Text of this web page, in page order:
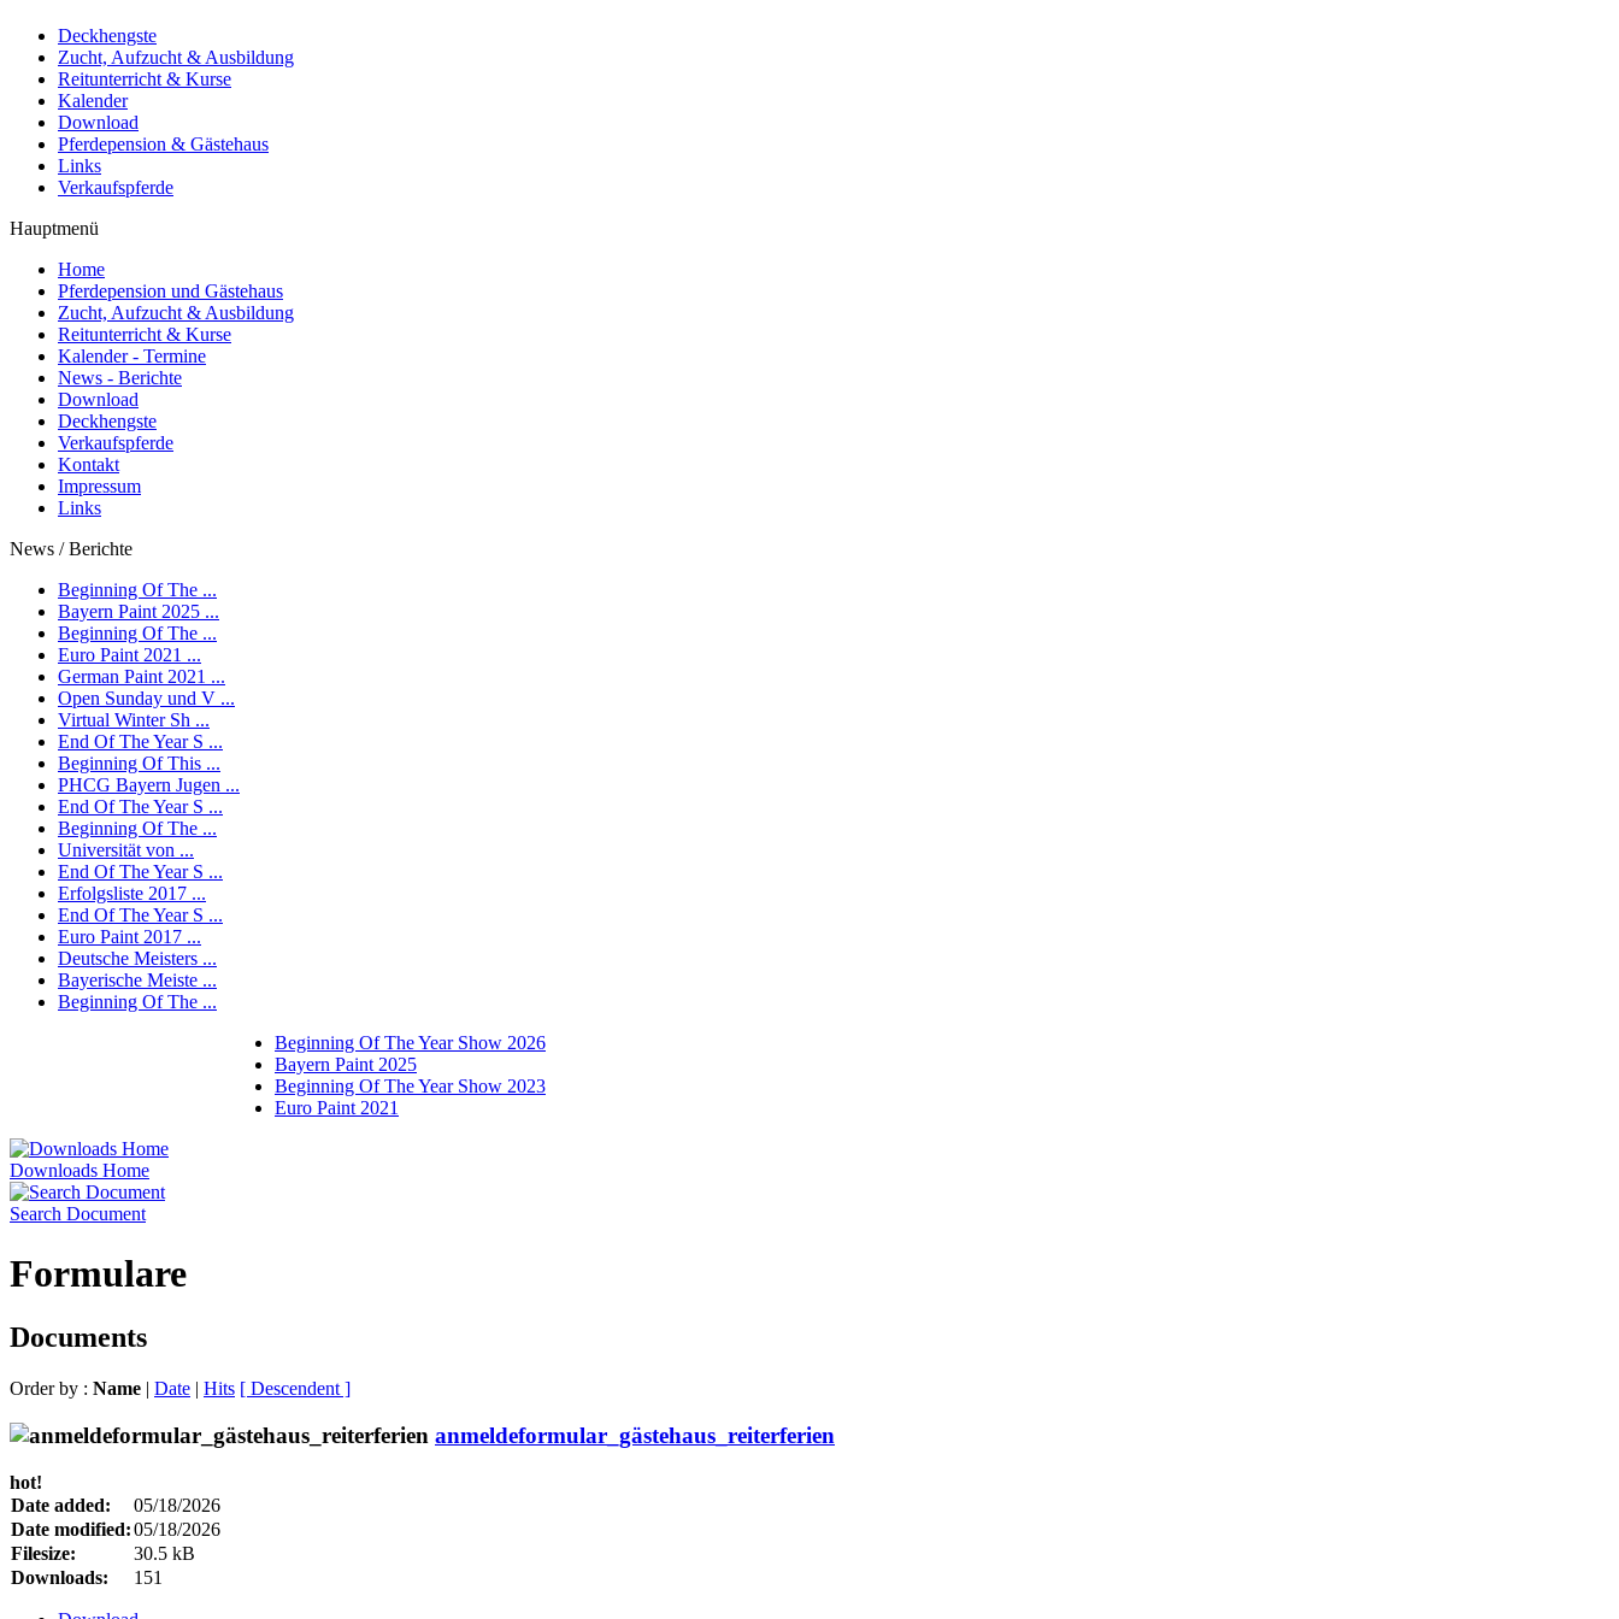
Deckhengste
Zucht, Aufzucht & Ausbildung
Reitunterricht & Kurse
Kalender
Download
Pferdepension & Gästehaus
Links
Verkaufspferde
Hauptmenü
Home
Pferdepension und Gästehaus
Zucht, Aufzucht & Ausbildung
Reitunterricht & Kurse
Kalender - Termine
News - Berichte
Download
Deckhengste
Verkaufspferde
Kontakt
Impressum
Links
News / Berichte
Beginning Of The ...
Bayern Paint 2025 ...
Beginning Of The ...
Euro Paint 2021 ...
German Paint 2021 ...
Open Sunday und V ...
Virtual Winter Sh ...
End Of The Year S ...
Beginning Of This ...
PHCG Bayern Jugen ...
End Of The Year S ...
Beginning Of The ...
Universität von ...
End Of The Year S ...
Erfolgsliste 2017 ...
End Of The Year S ...
Euro Paint 2017 ...
Deutsche Meisters ...
Bayerische Meiste ...
Beginning Of The ...
Beginning Of The Year Show 2026
Bayern Paint 2025
Beginning Of The Year Show 2023
Euro Paint 2021
Downloads Home
Search Document
Formulare
Documents
Order by : Name | Date | Hits [ Descendent ]
anmeldeformular_gästehaus_reiterferien
hot!
Date added:
05/18/2026
Date modified:05/18/2026
Filesize:
30.5 kB
Downloads:
151